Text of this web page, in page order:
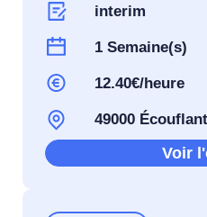
interim
1 Semaine(s)
12.40€/heure
49000
Voir